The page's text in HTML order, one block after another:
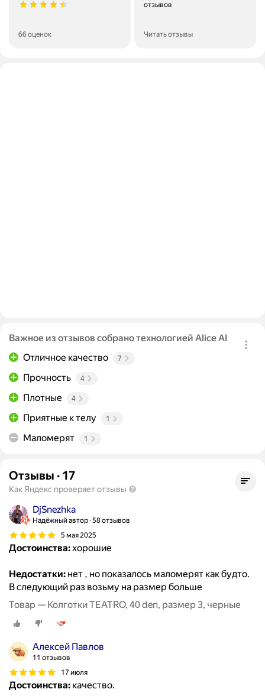
66 оценок
отзывов
Читать отзывы
Важное из отзывов собрано технологией Alice AI
Отличное качество
7
Прочность 4
Плотные 4
Приятные к телу 1
Маломерят 1
Отзывы · 17
Как Яндекс проверяет отзывы
DjSnezhka
Надёжный автор 58 отзывов
5 мая 2025
Достоинства:хорошие
Недостатки: нет , но показалось маломерят как будто.
В следующий раз возьму на размер больше
Товар — Колготки TEATRO, 40 den, размер 3, черные
Алексей Павлов
11 отзывов
17 июля
Достоинства: качество.